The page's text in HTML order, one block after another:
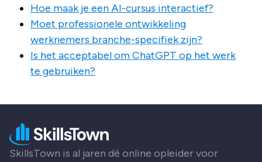
Hoe maak je een AI-cursus interactief?
Moet professionele ontwikkeling
werknemers branche-specifiek zijn?
Is het acceptabel om ChatGPT op het werk
te gebruiken?
SkillsTown is al jaren dé online opleider voor